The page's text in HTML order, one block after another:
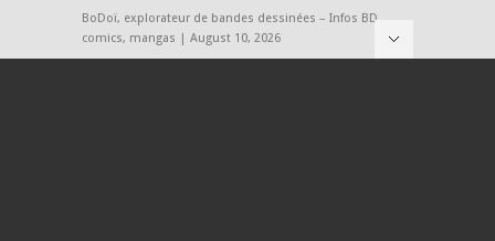
BoDoï, explorateur de bandes dessinées – Infos BD,
comics, mangas | August 10, 2026